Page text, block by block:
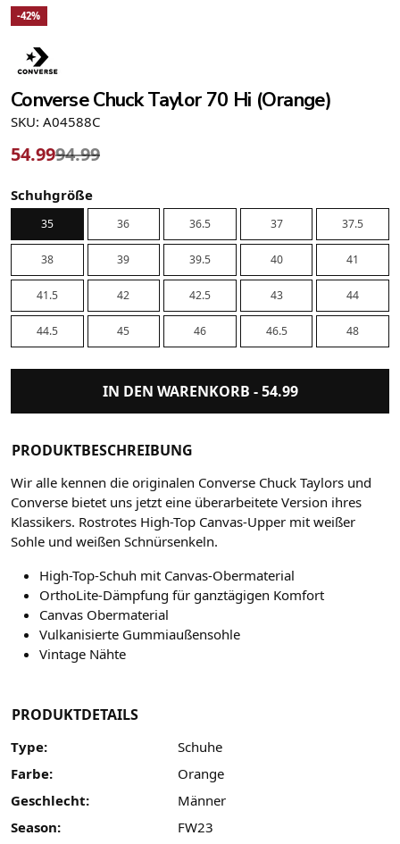
-42%
Converse Chuck Taylor 70 Hi (Orange)
SKU: A04588C
54.9994.99
Schuhgröße
35 36 36.5 37 37.5
38 39 39.5 40 41
41.5 42 42.5 43 44
44.5 45 46 46.5 48
IN DEN WARENKORB -54.99
PRODUKTBESCHREIBUNG
Wir alle kennen die originalen Converse Chuck Taylors und
Converse bietet uns jetzt eine überarbeitete Version ihres
Klassikers. Rostrotes High-Top Canvas-Upper mit weißer
Sohle und weißen Schnürsenkeln.
High-Top-Schuh mit Canvas-Obermaterial
OrthoLite-Dämpfung für ganztägigen Komfort
Canvas Obermaterial
Vulkanisierte Gummiaußensohle
Vintage Nähte
PRODUKTDETAILS
Type:
Schuhe
Farbe:
Orange
Geschlecht:
Männer
Season:
FW23